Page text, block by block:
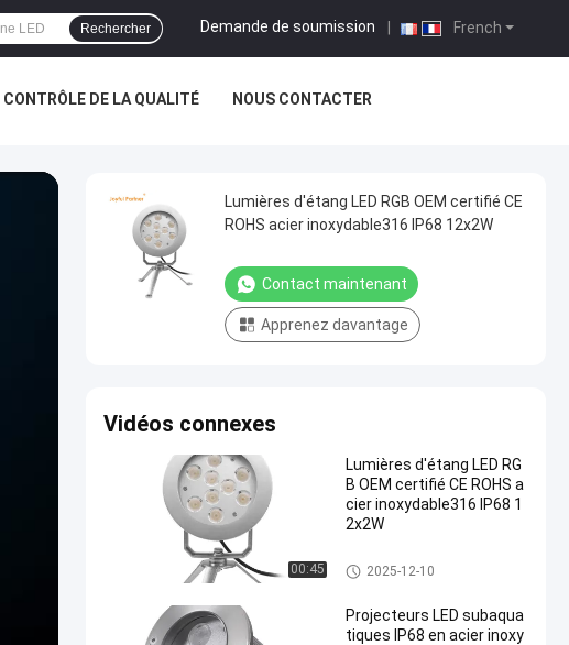
French
Demande de soumission
Rechercher
CONTRÔLE DE LA QUALITÉ NOUS CONTACTER
Lumières d'étang LED RGB OEM certifié CE
ROHS acier inoxydable316 IP68 12x2W
Contact maintenant
Apprenez davantage
Vidéos connexes
00:45
Lumières d'étang LED RG
B OEM certifié CE ROHS a
cier inoxydable316 IP68 1
2x2W
Lumière LED sous-marine
2025-12-10
Projecteurs LED subaqua
tiques IP68 en acier inoxy